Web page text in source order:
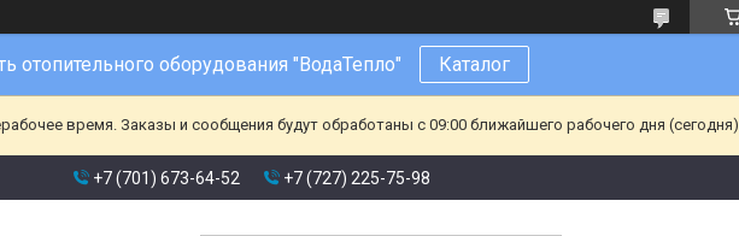
отопительного оборудования "ВодаТепло" Каталог
время. Заказы и сообщения будут обработаны с 09:00 ближайшего рабочего дня (сегодня)
+7 (701) 673-64-52 +7 (727) 225-75-98